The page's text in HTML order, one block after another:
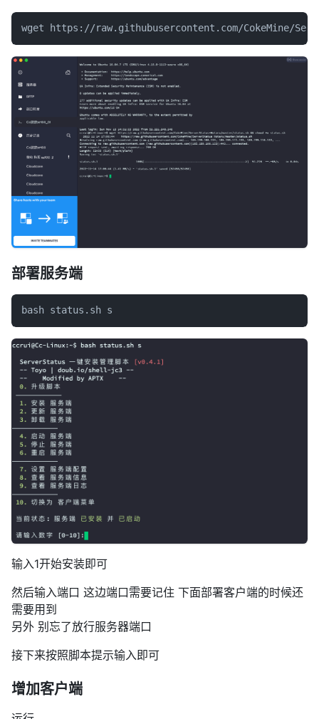
wget https://raw.githubusercontent.com/CokeMine/
部署服务端
输入1开始安装即可
然后输入端口 这边端口需要记住 下面部署客户端的时候还
需要用到
另外 别忘了放行服务器端口
接下来按照脚本提示输入即可
增加客户端